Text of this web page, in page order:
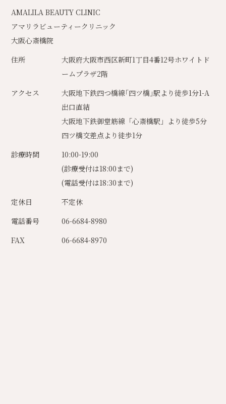
AMALILA BEAUTY CLINIC
アマリラビューティークリニック
大阪心斎橋院
住所
大阪府大阪市西区新町1丁目4番12号ホワイトド
ームプラザ2階
アクセス
大阪地下鉄四つ橋線｢四ツ橋｣駅より徒歩1分1-A
出口直結
大阪地下鉄御堂筋線「心斎橋駅」より徒歩5分
四ツ橋交差点より徒歩1分
診療時間
10:00-19:00
(診療受付は18:00まで)
(電話受付は18:30まで)
定休日
不定休
電話番号
06-6684-8980
FAX
06-6684-8970